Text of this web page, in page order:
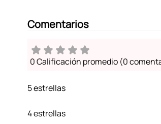
Comentarios
0 Calificación promedio (0
5 estrellas
4 estrellas